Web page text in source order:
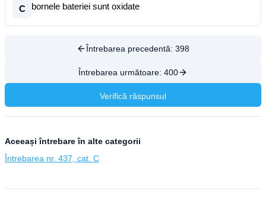
C bornele bateriei sunt oxidate
Întrebarea precedentă: 398
Întrebarea următoare: 400
Verifică răspunsul
Aceeași întrebare în alte categorii
Întrebarea nr. 437, cat. C